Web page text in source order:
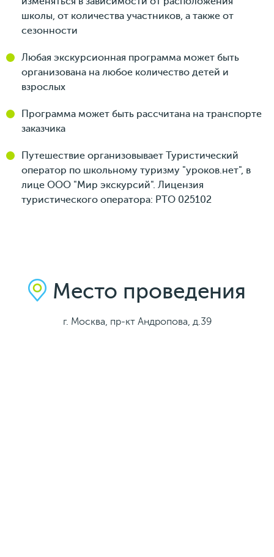
школы, от количества участников, а также от
сезонности
Любая экскурсионная программа может быть
организована на любое количество детей и
взрослых
Программа может быть рассчитана на транспорте
заказчика
Путешествие организовывает Туристический
оператор по школьному туризму "уроков.нет", в
лице ООО "Мир экскурсий". Лицензия
туристического оператора: РТО 025102
Место проведения
г. Москва, пр-кт Андропова, д.39